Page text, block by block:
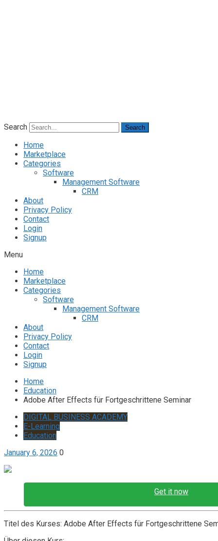
Search Search
Home
Marketplace
Categories
Software
Management Software
CRM
About
Privacy Policy
Contact
Login
Signup
Menu
Home
Marketplace
Categories
Software
Management Software
CRM
About
Privacy Policy
Contact
Login
Signup
Home
Education
Adobe After Effects für Fortgeschrittene Seminar
DIGITAL BUSINESS ACADEMY
E-Learning
Education
January 6, 2026 0
Get it now
Titel des Kurses: Adobe After Effects für Fortgeschrittene